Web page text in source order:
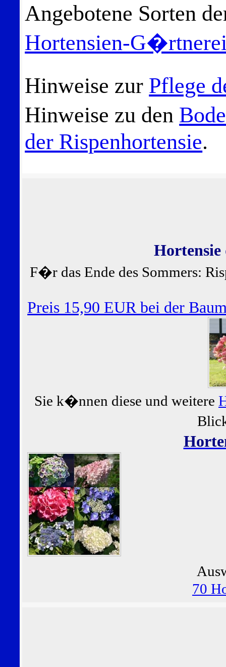
Angebotene Sorten
Hortensien-
Hinweise zur Pflege
Hinweise zu den
der Rispenhortensie.
Hortensie
F�r das Ende des Sommers:
Preis 15,90 EUR bei der
Sie k�nnen diese und weitere
70